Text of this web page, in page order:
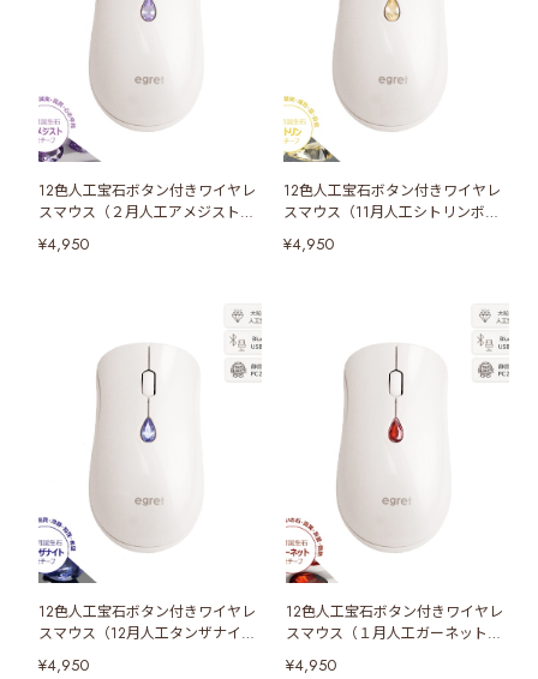
12色人工宝石ボタン付きワイヤレ
スマウス（２月人工アメジストボ
タン）
¥4,950
12色人工宝石ボタン付きワイヤレ
スマウス（11月人工シトリンボタ
ン）
¥4,950
12色人工宝石ボタン付きワイヤレ
スマウス（12月人工タンザナイト
ボタン）
¥4,950
12色人工宝石ボタン付きワイヤレ
スマウス（１月人工ガーネットボ
タン）
¥4,950